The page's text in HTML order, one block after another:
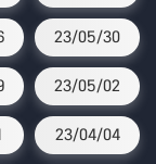
23/05/30
23/05/02
23/04/04